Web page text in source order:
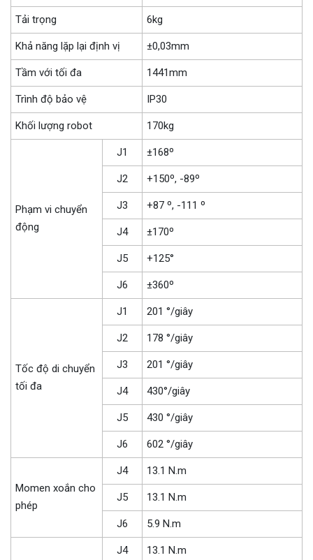
Tải trọng 6kg
Khả năng lặp lại định vị ±0,03mm
Tầm với tối đa 1441mm
Trình độ bảo vệ IP30
Khối lượng robot 170kg
Phạm vi chuyển
động
J1 ±168º
J2 +150º, -89º
J3 +87 º, -111 º
J4 ±170º
J5 +125°
J6 ±360º
Tốc độ di chuyển
tối đa
J1 201 °/giây
J2 178 °/giây
J3 201 °/giây
J4 430°/giây
J5 430 °/giây
J6 602 °/giây
Momen xoắn cho
phép
J4 13.1 N.m
J5 13.1 N.m
J6 5.9 N.m
J4 13.1 N.m